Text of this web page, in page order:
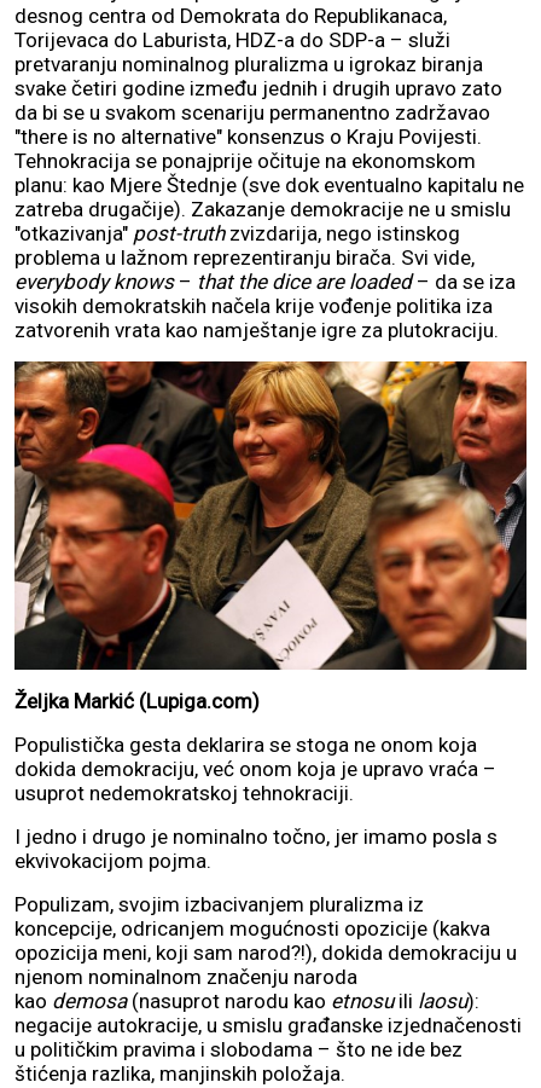
desnog centra od Demokrata do Republikanaca,
Torijevaca do Laburista, HDZ-a do SDP-a – služi
pretvaranju nominalnog pluralizma u igrokaz biranja
svake četiri godine između jednih i drugih upravo zato
da bi se u svakom scenariju permanentno zadržavao
"there is no alternative" konsenzus o Kraju Povijesti.
Tehnokracija se ponajprije očituje na ekonomskom
planu: kao Mjere Štednje (sve dok eventualno kapitalu ne
zatreba drugačije). Zakazanje demokracije ne u smislu
"otkazivanja" post-truthzvizdarija, nego istinskog
problema u lažnom reprezentiranju birača. Svi vide,
everybody knows– that the dice are loaded– da se iza
visokih demokratskih načela krije vođenje politika iza
zatvorenih vrata kao namještanje igre za plutokraciju.
Željka Markić (Lupiga.com)
Populistička gesta deklarira se stoga ne onom koja
dokida demokraciju, već onom koja je upravo vraća –
usuprot nedemokratskoj tehnokraciji.
I jedno i drugo je nominalno točno, jer imamo posla s
ekvivokacijom pojma.
Populizam, svojim izbacivanjem pluralizma iz
koncepcije, odricanjem mogućnosti opozicije (kakva
opozicija meni, koji sam narod?!), dokida demokraciju u
njenom nominalnom značenju naroda
kao demosa(nasuprot narodu kao etnosuili laosu):
negacije autokracije, u smislu građanske izjednačenosti
u političkim pravima i slobodama – što ne ide bez
štićenja razlika, manjinskih položaja.